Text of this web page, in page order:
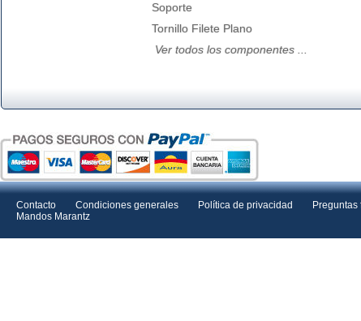
Soporte
Tornillo Filete Plano
Ver todos los componentes ...
Contacto Condiciones generales Política de privacidad Preguntas
Mandos Marantz